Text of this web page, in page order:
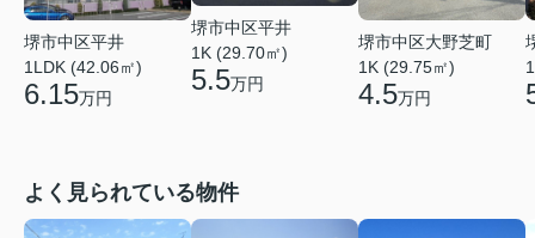
堺市中区平井
1LDK (42.06㎡)
6.15万円
堺市中区平井
1K (29.70㎡)
5.5万円
堺市中区大野芝町
1K (29.75㎡)
4.5万円
よく見られている物件